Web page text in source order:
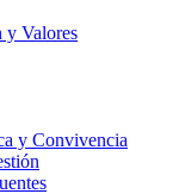
Valores
y Convivencia